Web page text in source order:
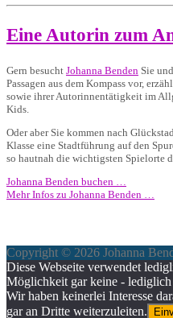
Eine Autorin zum
Gern besucht Johanna Benden Sie
Passagen aus dem Kompass vor,
sowie ihrer Autorinnentätigkeit im
Kids.
Oder aber Sie kommen nach
Klasse eine Stadtführung auf den
so hautnah die wichtigsten Spielorte
Johanna Benden buchen …
Mehr Infos zu Johanna Benden …
Copyright © 2026 Johanna
Diese Webseite verwendet
Möglichkeit gar keine - lediglich
Wir haben keinerlei Interesse
gar an Dritte weiterzuleiten.